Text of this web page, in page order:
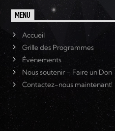
MENU
Accueil
Grille des Programmes
Événements
Nous soutenir – Faire un Don
Contactez-nous maintenant!